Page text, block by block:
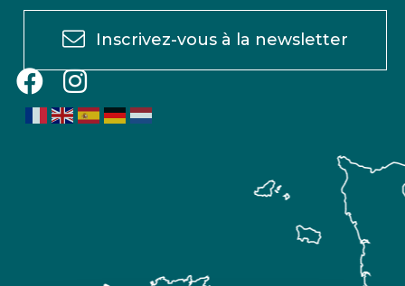
Inscrivez-vous à la newsletter